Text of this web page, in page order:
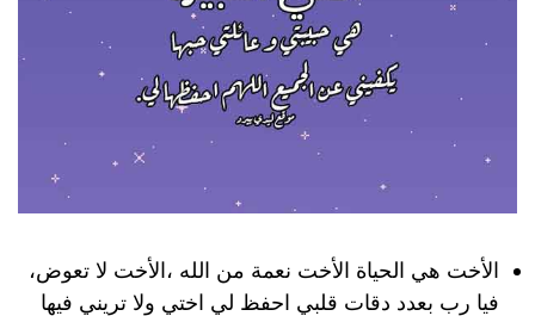
الأخت هي الحياة الأخت نعمة من الله ،الأخت لا تعوض،
فيا رب بعدد دقات قلبي احفظ لي اختي ولا تريني فيها